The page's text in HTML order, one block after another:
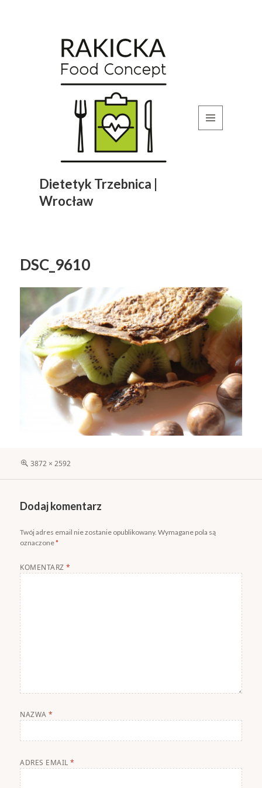
Dietetyk Trzebnica |
Wrocław
DSC_9610
Pełny
3872 × 2592
Dodaj komentarz
Twój adres email nie zostanie opublikowany. Wymagane pola są
oznaczone*
KOMENTARZ*
NAZWA*
ADRES EMAIL*